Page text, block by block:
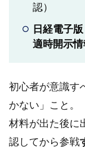
認）
日経電子
適時開示情
初心者が意識す
かない」こと。
材料が出た後に
認してから参戦